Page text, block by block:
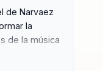
el cambio.
en el
publicitaria,
más
de Narvaez
la
de la música